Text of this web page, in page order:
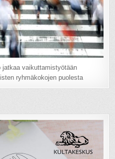
jatkaa vaikuttamistyötään
ryhmäkokojen puolesta